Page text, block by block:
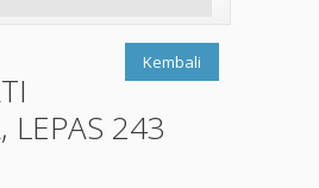
Kembali
LEPAS 243